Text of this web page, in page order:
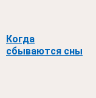
Когда
сбываются сны